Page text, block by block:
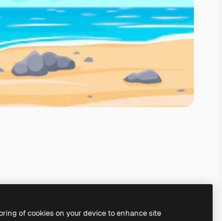
of cookies on your device to enhance site